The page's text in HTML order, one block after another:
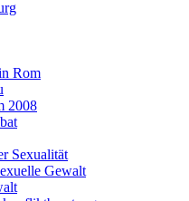
Rom
2008
Sexualität
Gewalt